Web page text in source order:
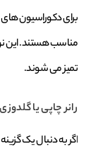
برای دکوراسیون‌
مناسب هستند. این نوع
تمیز می‌ شوند.
رانر چاپی یا
اگر به دنبال یک